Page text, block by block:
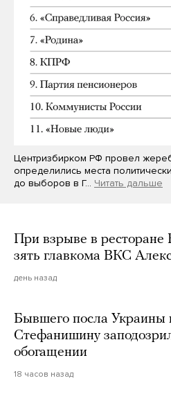
Центризбирком РФ провел
определились места
до выборов в Г… Читать дальше
При взрыве в ресторане
зять главкома ВКС
день назад
Бывшего посла
Стефанишину
обогащении
18 часов назад